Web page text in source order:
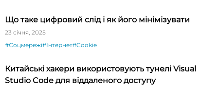
Що таке цифровий слід і як його мінімізувати
23 січня, 2025
#Соцмережі#Інтернет#Cookie
Китайські хакери використовують тунелі Visual
Studio Code для віддаленого доступу